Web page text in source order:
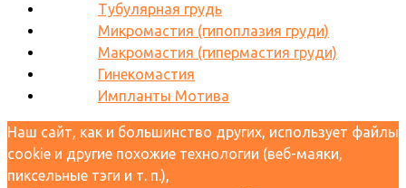
Тубулярная грудь
Микромастия (гипоплазия груди)
Макромастия (гипермастия груди)
Гинекомастия
Импланты Мотива
Наш сайт, как и большинство других, использует файлы
cookie и другие похожие технологии (веб-маяки,
пиксельные тэги и т. п.),